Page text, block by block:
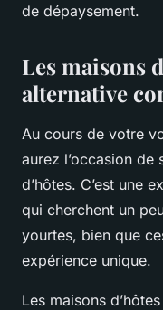
de dépaysement.
Les maisons
alternative
Au cours de votre
aurez l’occasion de
d’hôtes. C’est une
qui cherchent un
yourtes, bien que
expérience unique.
Les maisons